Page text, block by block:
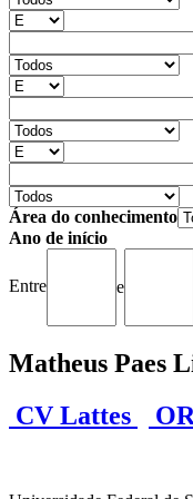
Área do conhecimento
Ano de início
Entre e
Matheus Paes
CV Lattes